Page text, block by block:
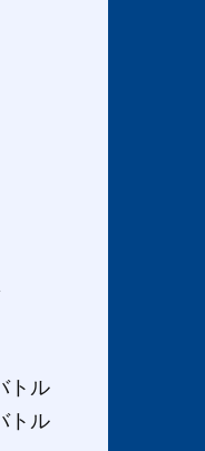
トル
トル